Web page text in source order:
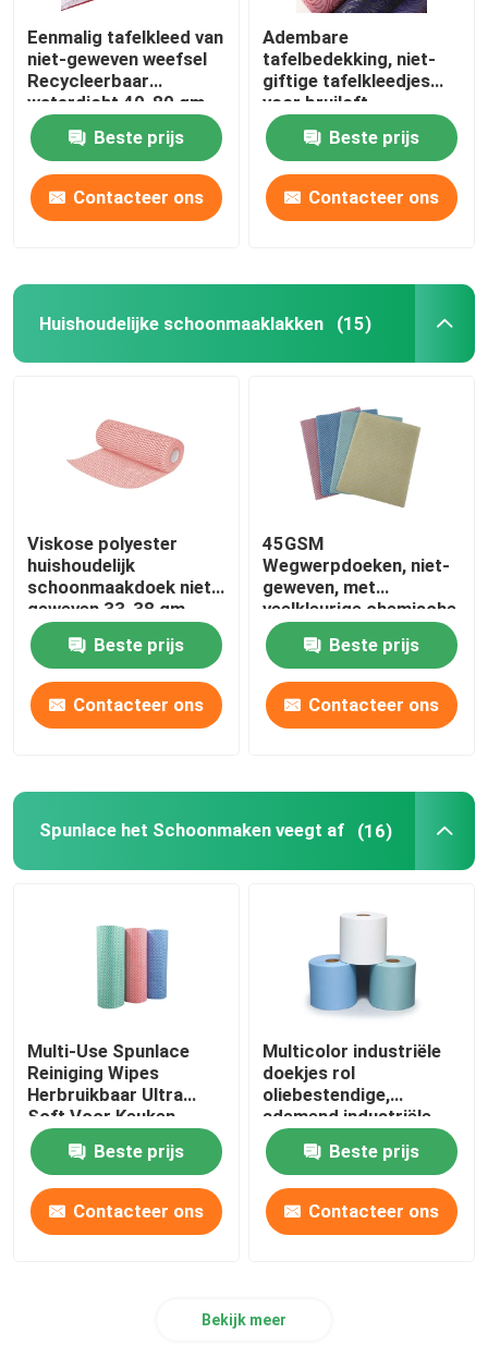
Eenmalig tafelkleed van
niet-geweven weefsel
Recycleerbaar
waterdicht 40-80 gm
Beste prijs
Contacteer ons
Adembare
tafelbedekking, niet-
giftige tafelkleedjes
voor bruiloft.
Beste prijs
Contacteer ons
Huishoudelijke schoonmaaklakken (15)
Viskose polyester
huishoudelijk
schoonmaakdoek niet-
geweven 33-38 gm
Beste prijs
Contacteer ons
45GSM
Wegwerpdoeken, niet-
geweven, met
veelkleurige chemische
bindingen
Beste prijs
Contacteer ons
Spunlace het Schoonmaken veegt af (16)
Multi-Use Spunlace
Reiniging Wipes
Herbruikbaar Ultra
Soft Voor Keuken
Beste prijs
Contacteer ons
Multicolor industriële
doekjes rol
oliebestendige,
ademend industriële
doekpapier
Beste prijs
Contacteer ons
Bekijk meer